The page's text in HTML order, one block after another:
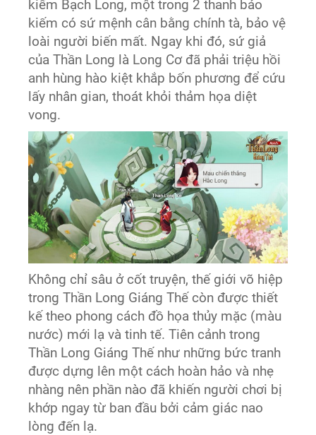
kiếm Bạch Long, một trong 2 thanh bảo
kiếm có sứ mệnh cân bằng chính tà, bảo vệ
loài người biến mất. Ngay khi đó, sứ giả
của Thần Long là Long Cơ đã phải triệu hồi
anh hùng hào kiệt khắp bốn phương để cứu
lấy nhân gian, thoát khỏi thảm họa diệt
vong.
Không chỉ sâu ở cốt truyện, thế giới võ hiệp
trong Thần Long Giáng Thế còn được thiết
kế theo phong cách đồ họa thủy mặc (màu
nước) mới lạ và tinh tế. Tiên cảnh trong
Thần Long Giáng Thế như những bức tranh
được dựng lên một cách hoàn hảo và nhẹ
nhàng nên phần nào đã khiến người chơi bị
khớp ngay từ ban đầu bởi cảm giác nao
lòng đến lạ.